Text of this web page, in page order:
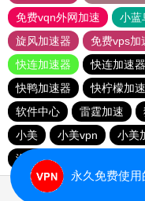
免费vqn外网加速
小蓝
旋风加速器
免费vps加
快连加速器
快连加速
快鸭加速器
快柠檬加
软件中心
雷霆加速
小美
小美vpn 小美
海鸥加速器下载
永久免费使用